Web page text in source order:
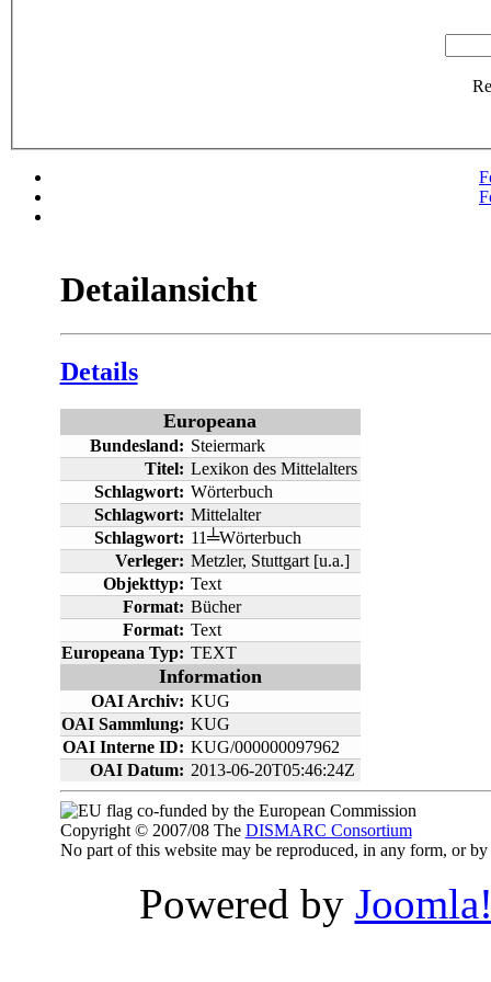
Detailansicht
Details
Europeana
Bundesland: Steiermark
Titel: Lexikon des Mittelalters
Schlagwort: Wörterbuch
Schlagwort: Mittelalter
Schlagwort: 11╧Wörterbuch
Verleger: Metzler, Stuttgart [u.a.]
Objekttyp: Text
Format: Bücher
Format: Text
Europeana Typ: TEXT
Information
OAI Archiv: KUG
OAI Sammlung: KUG
OAI Interne ID: KUG/000000097962
OAI Datum: 2013-06-20T05:46:24Z
co-funded by the European Commission
Copyright © 2007/08 The DISMARC Consortium
No part of this website may be reproduced, in any form, or
Powered by